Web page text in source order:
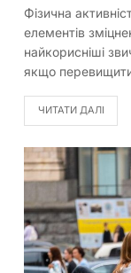
Фізична
елементів
найкорисніші
якщо
ЧИТАТИ ДАЛІ